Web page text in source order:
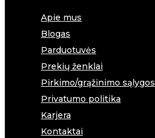
Apie mus
Blogas
Parduotuvės
Prekių ženklai
Pirkimo/grąžinimo sąlygos
Privatumo politika
Karjera
Kontaktai